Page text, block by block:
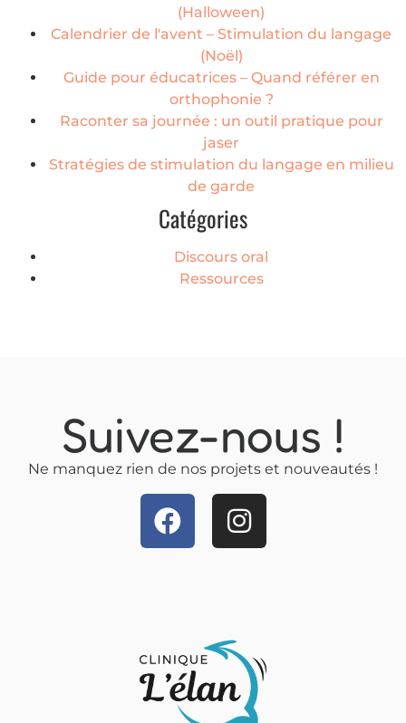
(Halloween)
Calendrier de l'avent – Stimulation du langage
(Noël)
Guide pour éducatrices – Quand référer en
orthophonie ?
Raconter sa journée : un outil pratique pour
jaser
Stratégies de stimulation du langage en milieu
de garde
Catégories
Discours oral
Ressources
Suivez-nous !
Ne manquez rien de nos projets et nouveautés !